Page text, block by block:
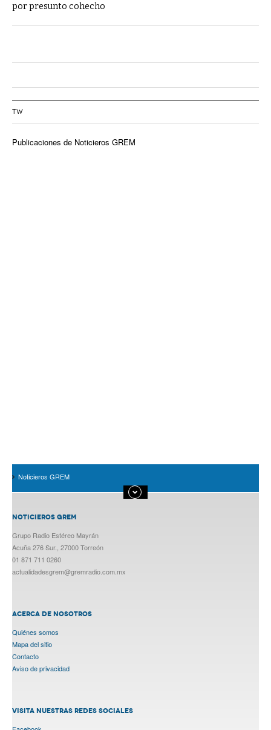
por presunto cohecho
TW
Publicaciones de Noticieros GREM
Noticieros GREM
NOTICIEROS GREM
Grupo Radio Estéreo Mayrán
Acuña 276 Sur., 27000 Torreón
01 871 711 0260
actualidadesgrem@gremradio.com.mx
ACERCA DE NOSOTROS
Quiénes somos
Mapa del sitio
Contacto
Aviso de privacidad
VISITA NUESTRAS REDES SOCIALES